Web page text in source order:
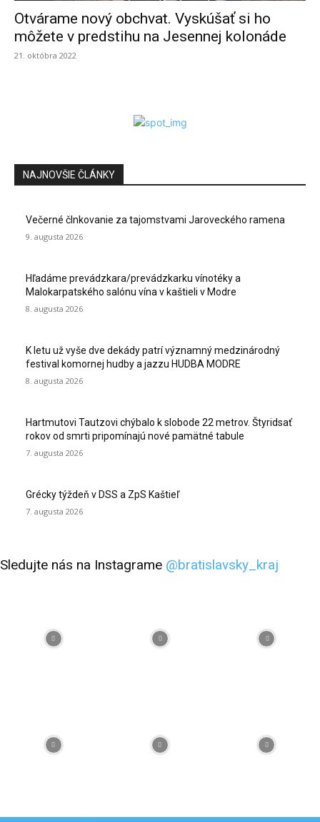
Otvárame nový obchvat. Vyskúšať si ho
môžete v predstihu na Jesennej kolonáde
21. októbra 2022
NAJNOVŠIE ČLÁNKY
Večerné člnkovanie za tajomstvami Jaroveckého ramena
9. augusta 2026
Hľadáme prevádzkara/prevádzkarku vínotéky a
Malokarpatského salónu vína v kaštieli v Modre
8. augusta 2026
K letu už vyše dve dekády patrí významný medzinárodný
festival komornej hudby a jazzu HUDBA MODRE
8. augusta 2026
Hartmutovi Tautzovi chýbalo k slobode 22 metrov. Štyridsať
rokov od smrti pripomínajú nové pamätné tabule
7. augusta 2026
Grécky týždeň v DSS a ZpS Kaštieľ
7. augusta 2026
Sledujte nás na Instagrame @bratislavsky_kraj